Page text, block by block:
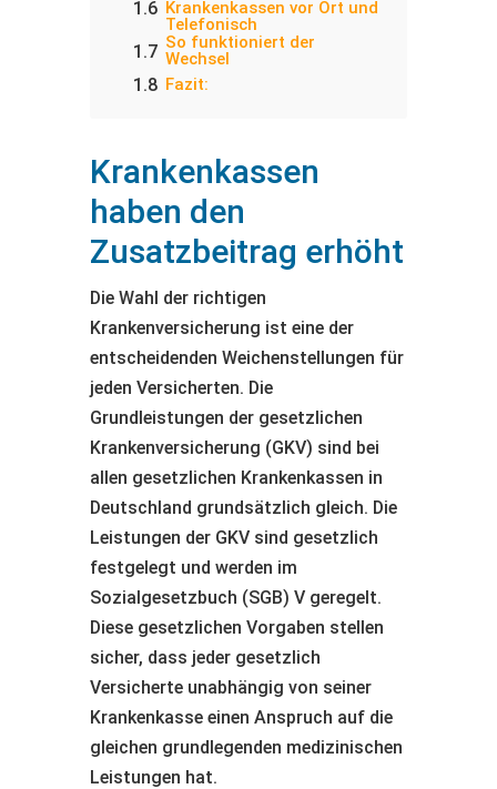
Krankenkassen vor Ort und
Telefonisch
So funktioniert der
Wechsel
Fazit:
Krankenkassen
haben den
Zusatzbeitrag erhöht
Die Wahl der richtigen
Krankenversicherung ist eine der
entscheidenden Weichenstellungen für
jeden Versicherten. Die
Grundleistungen der gesetzlichen
Krankenversicherung (GKV) sind bei
allen gesetzlichen Krankenkassen in
Deutschland grundsätzlich gleich. Die
Leistungen der GKV sind gesetzlich
festgelegt und werden im
Sozialgesetzbuch (SGB) V geregelt.
Diese gesetzlichen Vorgaben stellen
sicher, dass jeder gesetzlich
Versicherte unabhängig von seiner
Krankenkasse einen Anspruch auf die
gleichen grundlegenden medizinischen
Leistungen hat.